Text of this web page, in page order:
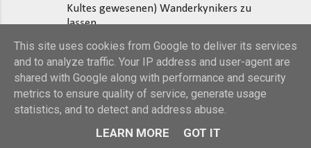
Kultes gewesenen) Wanderkynikers zu
lassen.
Berger: "Bibelfälscher" sind am Werk. Leider
auch dann, wenn der weiter einen
Wanderguru an den Anfang stellt. Denn dass
es um den, den Verfassern der Texte oder
denen, die diese zum Kanon eines
im Exegetenstreit mehr als deutlich. Den ich
This site uses cookies from Google to deliver its services
and to analyze traffic. Your IP address and user-agent are
shared with Google along with performance and security
metrics to ensure quality of service, generate usage
statistics, and to detect and address abuse.
LEARN MORE GOT IT